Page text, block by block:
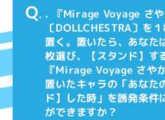
Q . 『Mirage Voyage さや
〔DOLLCHESTRA〕を
置く。置いたら、あなた
枚選び、【スタンド】す
『Mirage Voyage さや
置いたキャラの「あなた
ド】した時」を誘発条件
ができますか？